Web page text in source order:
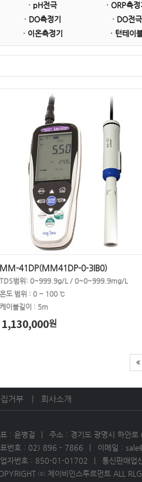
· pH전극 · ORP측정
· DO측정기 · DO전극
· 이온측정기 · 턴테이
MM-41DP(MM41DP-0-3IB0)
TDS범위: 0~999.9g/L / 0~0~999.9mg/L
온도 범위 : 0 ~ 100 ℃
케이블길이 : 5m
1,130,000원
거부 회사소개
: 윤병걸
주소 : 경기도 광명시 하안
표번호 : 02) 896 - 7866
이메일 :
자번호 : 850-01-01702
통신판매업
ⓒ 제이비인스투르먼트 ALL